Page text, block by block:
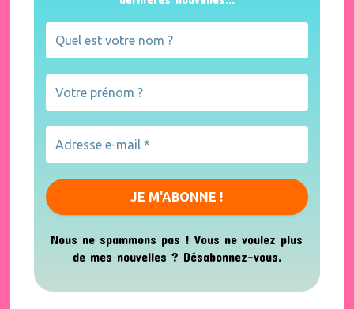
Nous ne spammons pas ! Vous ne voulez plus
de mes nouvelles ? Désabonnez-vous.